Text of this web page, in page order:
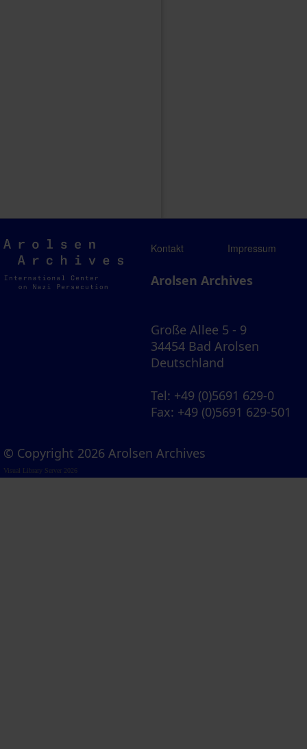
Arolsen
Archives
Kontakt Impressum
Arolsen Archives
Große Allee 5 - 9
34454 Bad Arolsen
Deutschland
Tel: +49 (0)5691 629-0
Fax: +49 (0)5691 629-501
© Copyright 2026 Arolsen Archives
Visual Library Server 2026